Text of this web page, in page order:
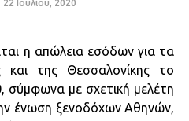
22 Ιουλίου, 2020
η απώλεια εσόδων για τα
και της Θεσσαλονίκης το
με σχετική μελέτη
ένωση ξενοδόχων Αθηνών,